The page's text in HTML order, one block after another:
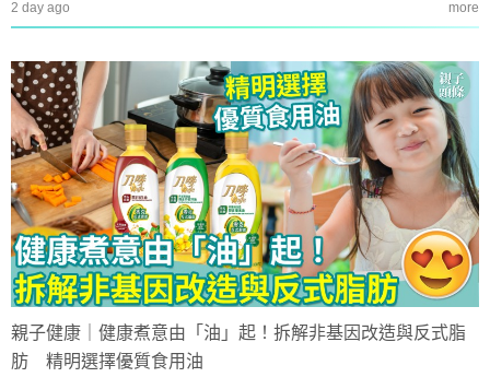
2 day ago more
親子健康｜健康煮意由「油」起！拆解非基因改造與反式脂
肪 精明選擇優質食用油